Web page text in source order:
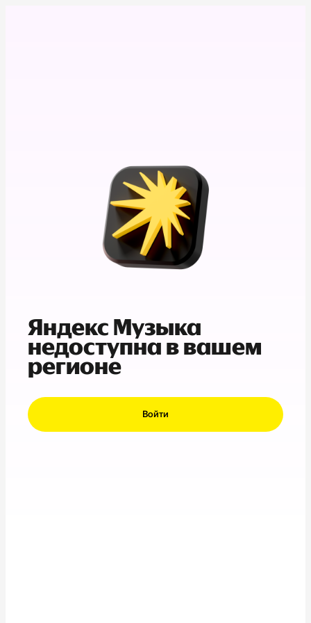
Яндекс Музыка
недоступна в вашем
регионе
Войти